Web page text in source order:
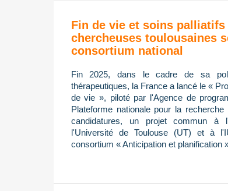
Fin de vie et soins
chercheuses toulousaines
consortium national
Fin 2025, dans le cadre de sa
thérapeutiques, la France a lancé le «
de vie », piloté par l'Agence de
Plateforme nationale pour la
candidatures, un projet commun à
l'Université de Toulouse (UT) et à
consortium « Anticipation et planification